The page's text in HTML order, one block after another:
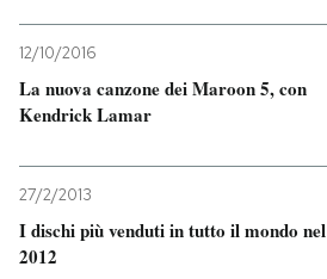
Entra
12/10/2016
La nuova canzone dei Maroon 5, con
Kendrick Lamar
27/2/2013
I dischi più venduti in tutto il mondo nel
2012